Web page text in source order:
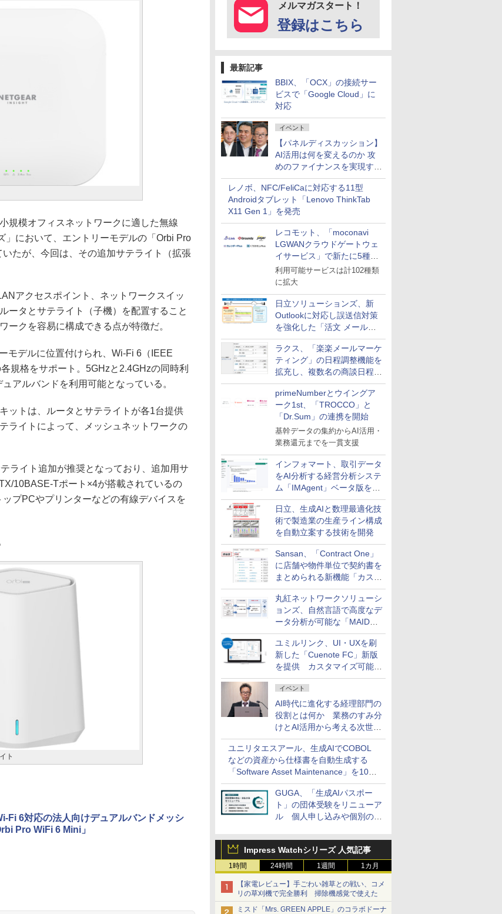
メルマガスタート！
登録はこちら
最新記事
BBIX、「OCX」の接続サー
ビスで「Google Cloud」に
対応
イベント
【パネルディスカッション】
AI活用は何を変えるのか 攻
めのファイナンスを実現する
業務設計とマインドセット変
革
レノボ、NFC/FeliCaに対応する11型
Androidタブレット「Lenovo ThinkTab
X11 Gen 1」を発売
レコモット、「moconavi
LGWANクラウドゲートウェ
イサービス」で新たに5種類
のサービスと連携開始
利用可能サービスは計102種類
に拡大
日立ソリューションズ、新
Outlookに対応し誤送信対策
を強化した「活文 メール誤
送信防止アドインサービス」
を提供
ラクス、「楽楽メールマーケ
ティング」の日程調整機能を
拡充し、複数名の商談日程調
整を効率化
primeNumberとウイングア
ーク1st、「TROCCO」と
「Dr.Sum」の連携を開始
基幹データの集約からAI活用・
業務還元までを一貫支援
インフォマート、取引データ
をAI分析する経営分析システ
ム「IMAgent」ベータ版を提
供
日立、生成AIと数理最適化技
術で製造業の生産ライン構成
を自動立案する技術を開発
Sansan、「Contract One」
に店舗や物件単位で契約書を
まとめられる新機能「カスタ
ム契約ツリー」を追加
丸紅ネットワークソリューシ
ョンズ、自然言語で高度なデ
ータ分析が可能な「MAIDOA
AI ASSIST」を9月より提供
ユミルリンク、UI・UXを刷
新した「Cuenote FC」新版
を提供 カスタマイズ可能な
ダッシュボード画面を搭載
イベント
AI時代に進化する経理部門の
役割とは何か 業務のすみ分
けとAI活用から考える次世代
ファイナンス戦略
ユニリタエスアール、生成AIでCOBOL
などの資産から仕様書を自動生成する
「Software Asset Maintenance」を10月
に発売
GUGA、「生成AIパスポー
ト」の団体受験をリニューア
ル 個人申し込みや個別の支
Impress Watchシリーズ 人気記事
1時間 24時間 1週間 1カ月
【家電レビュー】手ごわい雑草との戦い、コメ
リの草刈機で完全勝利 掃除機感覚で使えた
ミスド「Mrs. GREEN APPLE」のコラボドーナ
規模オフィスネットワークに適した無線
」において、エントリーモデルの「Orbi Pro
たが、今回は、その追加サテライト（拡張
アクセスポイント、ネットワークスイッ
ータとサテライト（子機）を配置すること
ークを容易に構成できる点が特徴だ。
モデルに位置付けられ、Wi-Fi 6（IEEE
規格をサポート。5GHzと2.4GHzの同時利
アルバンドを利用可能となっている。
ットは、ルータとサテライトが各1台提供
ライトによって、メッシュネットワークの
ライト追加が推奨となっており、追加用サ
10BASE-Tポート×4が搭載されているの
プPCやプリンターなどの有線デバイスを
ト
Fi 6対応の法人向けデュアルバンドメッシ
Pro WiFi 6 Mini」